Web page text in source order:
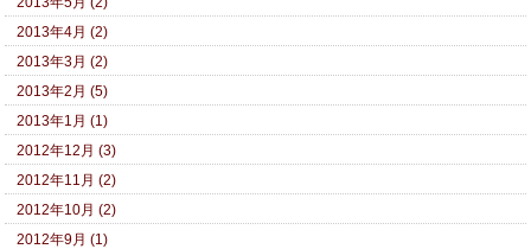
2013年4月 (2)
2013年3月 (2)
2013年2月 (5)
2013年1月 (1)
2012年12月 (3)
2012年11月 (2)
2012年10月 (2)
2012年9月 (1)